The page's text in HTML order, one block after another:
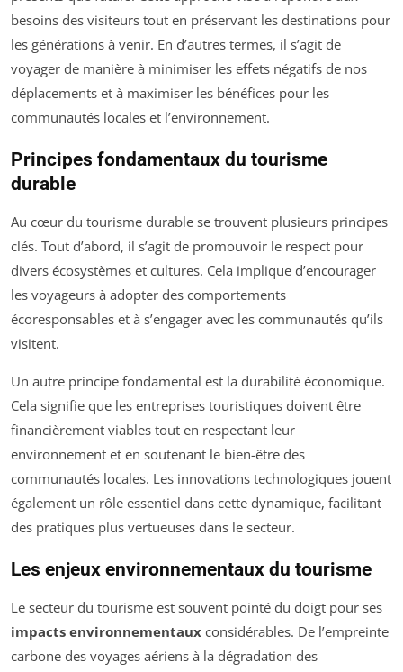
besoins des visiteurs tout en préservant les destinations pour
les générations à venir. En d’autres termes, il s’agit de
voyager de manière à minimiser les effets négatifs de nos
déplacements et à maximiser les bénéfices pour les
communautés locales et l’environnement.
Principes fondamentaux du tourisme
durable
Au cœur du tourisme durable se trouvent plusieurs principes
clés. Tout d’abord, il s’agit de promouvoir le respect pour
divers écosystèmes et cultures. Cela implique d’encourager
les voyageurs à adopter des comportements
écoresponsables et à s’engager avec les communautés qu’ils
visitent.
Un autre principe fondamental est la durabilité économique.
Cela signifie que les entreprises touristiques doivent être
financièrement viables tout en respectant leur
environnement et en soutenant le bien-être des
communautés locales. Les innovations technologiques jouent
également un rôle essentiel dans cette dynamique, facilitant
des pratiques plus vertueuses dans le secteur.
Les enjeux environnementaux du tourisme
Le secteur du tourisme est souvent pointé du doigt pour ses
impacts environnementaux considérables. De l’empreinte
carbone des voyages aériens à la dégradation des